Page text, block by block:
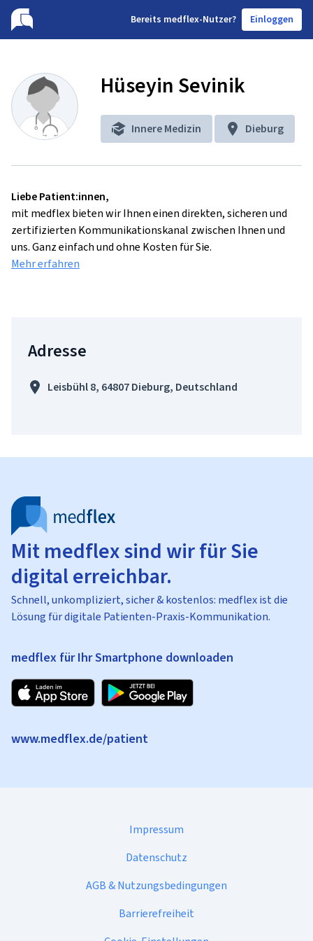
Bereits medflex-Nutzer? Einloggen
Hüseyin Sevinik
Innere Medizin Dieburg
Liebe Patient:innen,
mit medflex bieten wir Ihnen einen direkten, sicheren und
zertifizierten Kommunikationskanal zwischen Ihnen und
uns. Ganz einfach und ohne Kosten für Sie.
Mehr erfahren
Adresse
Leisbühl 8, 64807 Dieburg, Deutschland
Mit medflex sind wir für Sie
digital erreichbar.
Schnell, unkompliziert, sicher & kostenlos: medflex ist die
Lösung für digitale Patienten-Praxis-Kommunikation.
medflex für Ihr Smartphone downloaden
www.medflex.de/patient
Impressum
Datenschutz
AGB & Nutzungsbedingungen
Barrierefreiheit